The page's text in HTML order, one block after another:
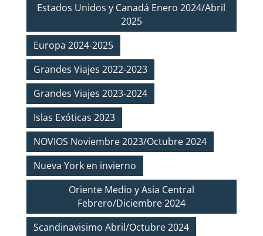
Estados Unidos y Canadá Enero 2024/Abril
2025
Europa 2024-2025
Grandes Viajes 2022-2023
Grandes Viajes 2023-2024
Islas Exóticas 2023
NOVIOS Noviembre 2023/Octubre 2024
Nueva York en invierno
Oriente Medio y Asia Central
Febrero/Diciembre 2024
Scandinavisimo Abril/Octubre 2024